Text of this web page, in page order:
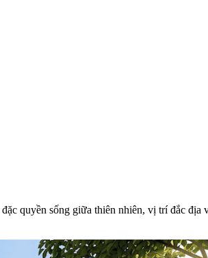
quyền sống giữa thiên nhiên, vị trí đắc địa